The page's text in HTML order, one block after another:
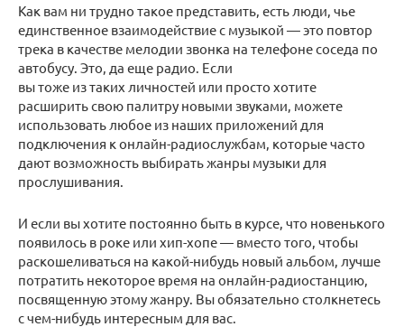
Как вам ни трудно такое представить, есть люди, чье
единственное взаимодействие с музыкой — это повтор
трека в качестве мелодии звонка на телефоне соседа по
автобусу. Это, да еще радио. Если
вы тоже из таких личностей или просто хотите
расширить свою палитру новыми звуками, можете
использовать любое из наших приложений для
подключения к онлайн-радиослужбам, которые часто
дают возможность выбирать жанры музыки для
прослушивания.
И если вы хотите постоянно быть в курсе, что новенького
появилось в роке или хип-хопе — вместо того, чтобы
раскошеливаться на какой-нибудь новый альбом, лучше
потратить некоторое время на онлайн-радиостанцию,
посвященную этому жанру. Вы обязательно столкнетесь
с чем-нибудь интересным для вас.